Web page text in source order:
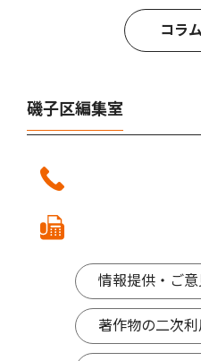
コラ
磯子区編集室
情報提供・ご
著作物の二次